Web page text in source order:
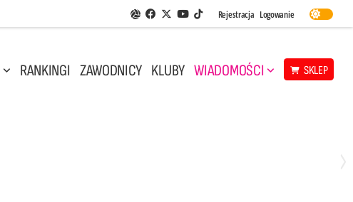
Aplikacja Siatkarskie Ligi
Facebook
Twitter
Youtube
TikTok
Rejestracja Logowanie
RANKINGI ZAWODNICY KLUBY WIADOMOŚCI SKLEP